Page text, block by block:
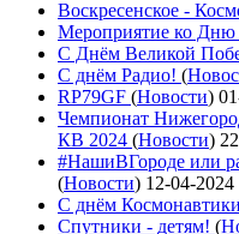
Воскресенское -
Мероприятие ко Дню
С Днём Великой
С днём Радио! (
RP79GF (Новости)
Чемпионат
КВ 2024 (Новости)
#НашиВГороде или
(Новости) 12-04-2024
С днём
Спутники - детям! (